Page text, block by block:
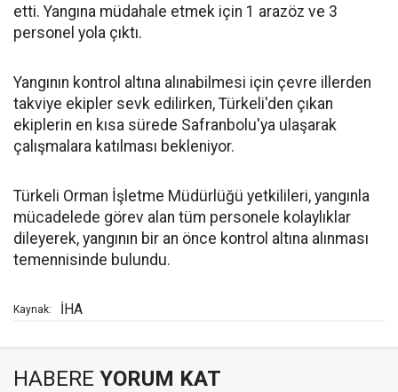
etti. Yangına müdahale etmek için 1 arazöz ve 3
personel yola çıktı.
Yangının kontrol altına alınabilmesi için çevre illerden
takviye ekipler sevk edilirken, Türkeli'den çıkan
ekiplerin en kısa sürede Safranbolu'ya ulaşarak
çalışmalara katılması bekleniyor.
Türkeli Orman İşletme Müdürlüğü yetkilileri, yangınla
mücadelede görev alan tüm personele kolaylıklar
dileyerek, yangının bir an önce kontrol altına alınması
temennisinde bulundu.
Kaynak: İHA
HABERE YORUM KAT